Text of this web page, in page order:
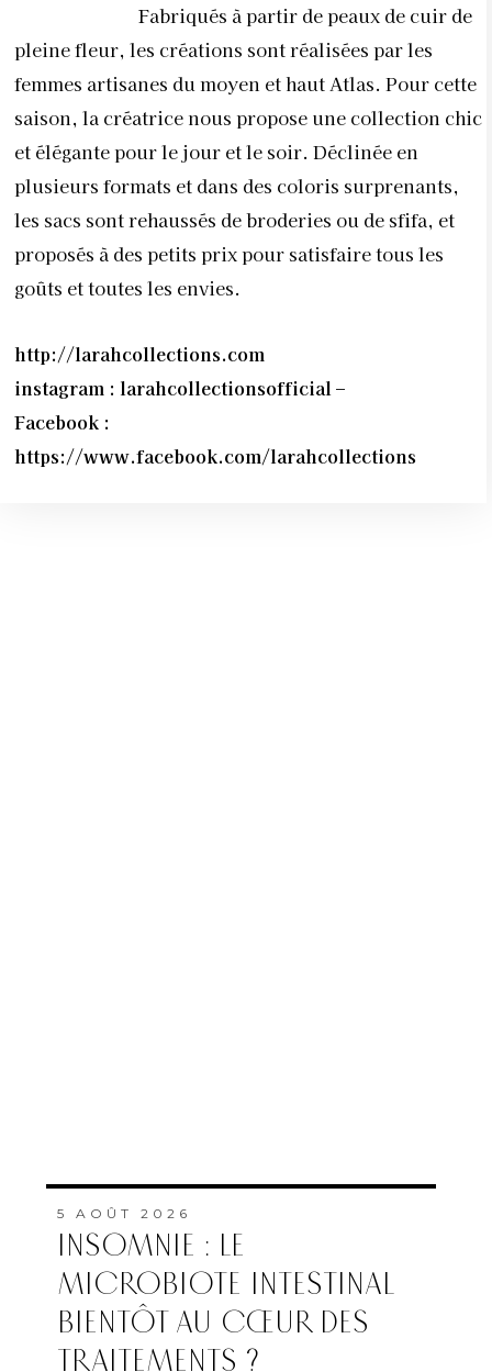
Fabriqués à partir de peaux de cuir de
pleine fleur, les créations sont réalisées par les
femmes artisanes du moyen et haut Atlas. Pour cette
saison, la créatrice nous propose une collection chic
et élégante pour le jour et le soir. Déclinée en
plusieurs formats et dans des coloris surprenants,
les sacs sont rehaussés de broderies ou de sfifa, et
proposés à des petits prix pour satisfaire tous les
goûts et toutes les envies.
http://larahcollections.com
instagram : larahcollectionsofficial –
Facebook :
https://www.facebook.com/larahcollections
5 AOÛT 2026
INSOMNIE : LE
MICROBIOTE INTESTINAL
BIENTÔT AU CŒUR DES
TRAITEMENTS ?